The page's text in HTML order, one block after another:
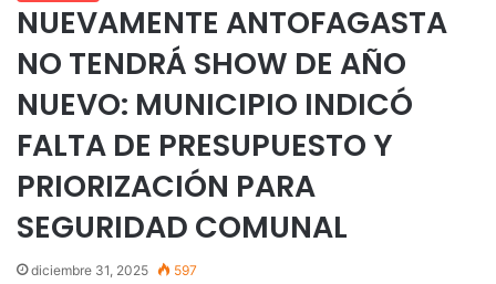
NUEVAMENTE ANTOFAGASTA
NO TENDRÁ SHOW DE AÑO
NUEVO: MUNICIPIO INDICÓ
FALTA DE PRESUPUESTO Y
PRIORIZACIÓN PARA
SEGURIDAD COMUNAL
diciembre 31, 2025 597